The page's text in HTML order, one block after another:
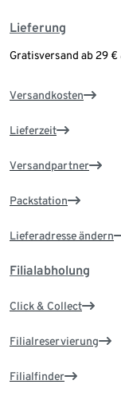
Lieferung
Gratisversand ab 29
Versandkosten
Lieferzeit
Versandpartner
Packstation
Lieferadresse ändern
Filialabholung
Click & Collect
Filialreservierung
Filialfinder